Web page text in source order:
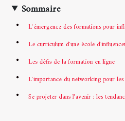
Sommaire
L'émergence des formations pour
Le curriculum d'une école
Les défis de la formation en ligne
L'importance du networking pour
Se projeter dans l'avenir : les